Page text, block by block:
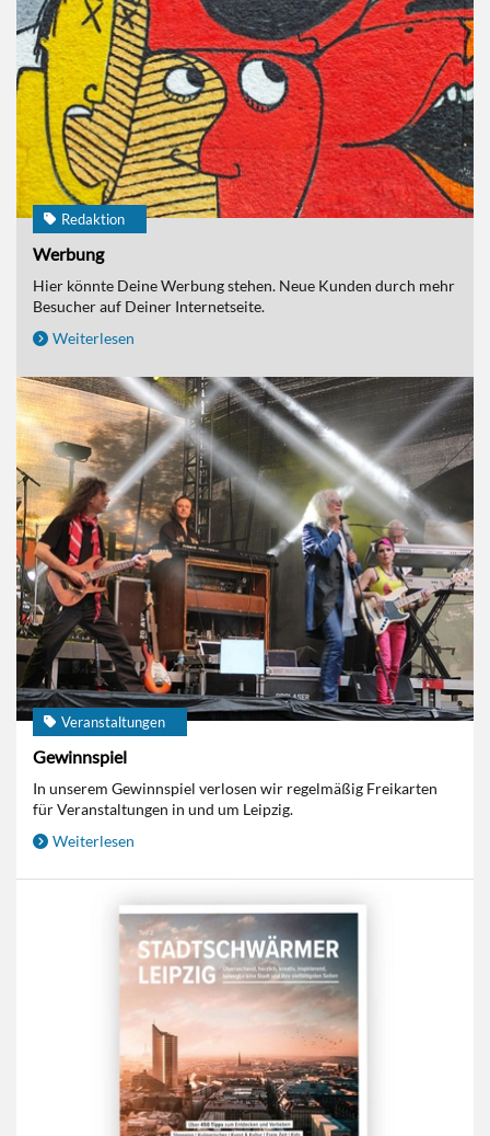
Redaktion
Werbung
Hier könnte Deine Werbung stehen. Neue Kunden durch mehr
Besucher auf Deiner Internetseite.
Weiterlesen
Veranstaltungen
Gewinnspiel
In unserem Gewinnspiel verlosen wir regelmäßig Freikarten
für Veranstaltungen in und um Leipzig.
Weiterlesen